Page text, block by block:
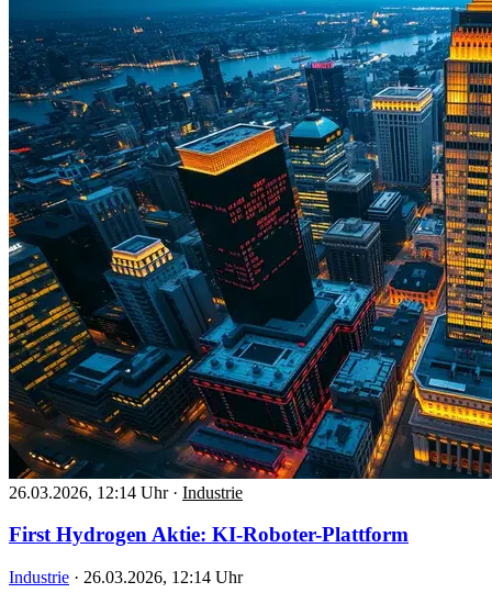
26.03.2026, 12:14 Uhr · Industrie
First Hydrogen Aktie: KI-Roboter-Plattform
Industrie · 26.03.2026, 12:14 Uhr